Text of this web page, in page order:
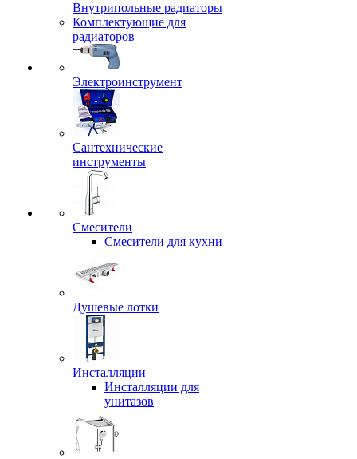
Внутрипольные радиаторы
Комплектующие для
радиаторов
Электроинструмент
Сантехнические
инструменты
Смесители
Смесители для кухни
Душевые лотки
Инсталляции
Инсталляции для
унитазов